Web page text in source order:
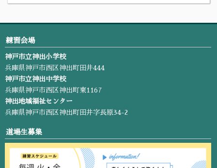
練習会場
神戸市立神出小学校
兵庫県神戸市西区神出町田井444
神戸市立神出中学校
兵庫県神戸市西区神出町東1167
神出地域福祉センター
兵庫県神戸市西区神出町田井字長原34-2
道場生募集